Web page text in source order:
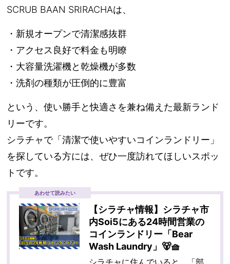
SCRUB BAAN SRIRACHAは、
・新規オープンで清潔感抜群
・アクセス良好で料金も明瞭
・大容量洗濯機と乾燥機が多数
・洗剤の種類が圧倒的に豊富
という、使い勝手と快適さを兼ね備えた最新ランド
リーです。
シラチャで「清潔で使いやすいコインランドリー」
を探している方には、ぜひ一度訪れてほしいスポッ
トです。
あわせて読みたい
【シラチャ情報】シラチャ市
内Soi5にある24時間営業の
コインランドリー「Bear
Wash Laundry」🐻🧺